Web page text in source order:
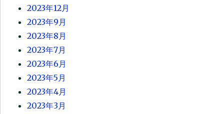
2023年12月
2023年9月
2023年8月
2023年7月
2023年6月
2023年5月
2023年4月
2023年3月